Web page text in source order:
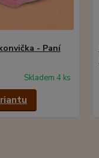
- Paní
Skladem 4 ks